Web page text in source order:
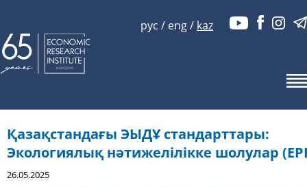
рус / eng/ kaz
Қазақстандағы ЭЫДҰ стандарттары:
Экологиялық нәтижелілікке шолулар
26.05.2025